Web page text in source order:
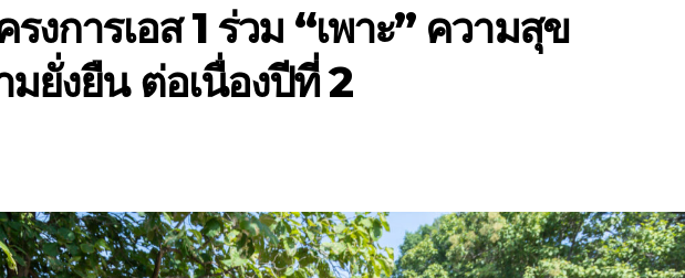
งการเอส 1 ร่วม “เพาะ” ความสุข
มยั่งยืน ต่อเนื่องปีที่ 2